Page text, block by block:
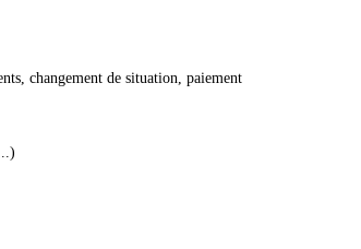
changement de situation, paiement